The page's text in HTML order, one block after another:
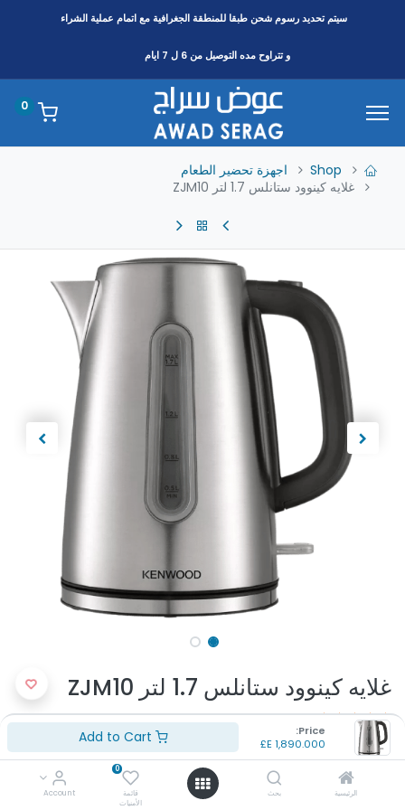
Price:
1,890.000
الرئيسية بحث
0
قائمة
الأمنيات
Account
سيتم تحديد رسوم شحن طبقا للمنطقةالجغرافية مع اتمام عملية الشراء
و تتراوح مده التوصيل من 6 ل 7 ايام
0
Shop
اجهزة تحضير الطعام
غلايه كينوود ستانلس 1.7 لتر ZJM10
غلايه كينوود ستانلس 1.7 لتر ZJM10
(تقييم 0 )
الموديل: ZJM10
النوع: غلاية مياه
استهلاك الطاقة: 2200 وات
السعة: 1.7 لتر